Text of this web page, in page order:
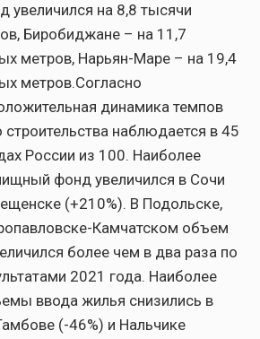
увеличился на 8,8 тысячи
Биробиджане – на 11,7
метров, Нарьян-Маре – на 19,4
метров.Согласно
динамика темпов
наблюдается в 45
России из 100. Наиболее
фонд увеличился в Сочи
(+210%). В Подольске,
Камчатском объем
более чем в два раза по
2021 года. Наиболее
ввода жилья снизились в
(-46%) и Нальчике